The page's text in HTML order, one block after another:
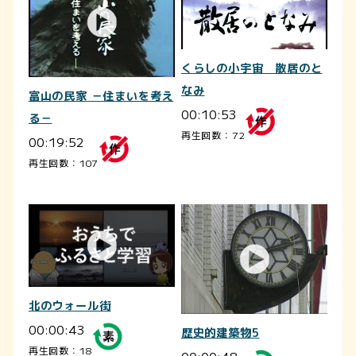
富山の民家 －住まいを考え
る－
00:19:52
再生回数：107
くらしの小宇宙 散居のと
なみ
00:10:53
再生回数：72
北のウォール街
00:00:43
再生回数：18
歴史的建築物5